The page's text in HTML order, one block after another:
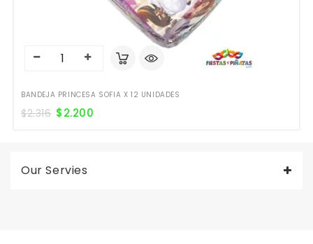
BANDEJA PRINCESA SOFIA X 12 UNIDADES
$2.316 $2.200
Our Servies